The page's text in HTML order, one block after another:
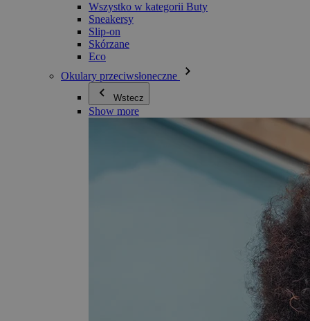
Wszystko w kategorii Buty
Sneakersy
Slip-on
Skórzane
Eco
Okulary przeciwsłoneczne
Wstecz
Show more